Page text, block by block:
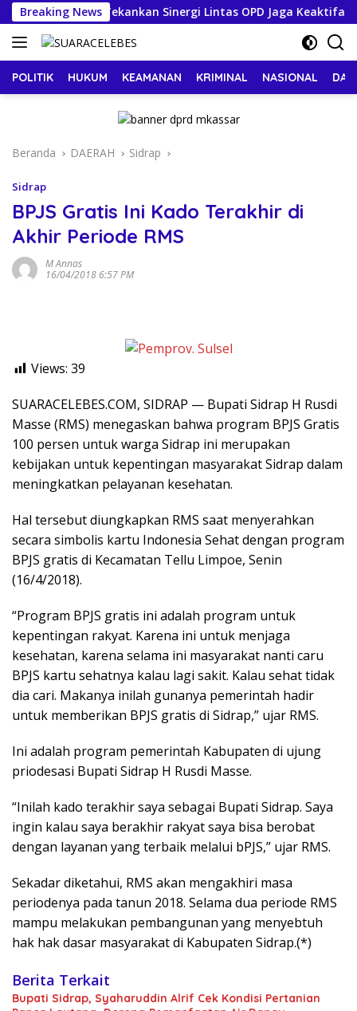
Langsung
ke
konten
Breaking News
Makassar Tekankan Sinergi Lintas OPD Jaga Keaktifan
POLITIK HUKUM KEAMANAN KRIMINAL NASIONAL
Beranda DAERAH Sidrap
Sidrap
BPJS Gratis Ini Kado Terakhir di
Akhir Periode RMS
M Annas
16/04/2018 6:57 PM
Views: 39
SUARACELEBES.COM, SIDRAP — Bupati Sidrap H Rusdi
Masse (RMS) menegaskan bahwa program BPJS Gratis
100 persen untuk warga Sidrap ini merupakan
kebijakan untuk kepentingan masyarakat Sidrap dalam
meningkatkan pelayanan kesehatan.
Hal tersebut diungkapkan RMS saat menyerahkan
secara simbolis kartu Indonesia Sehat dengan program
BPJS gratis di Kecamatan Tellu Limpoe, Senin
(16/4/2018).
“Program BPJS gratis ini adalah program untuk
kepentingan rakyat. Karena ini untuk menjaga
kesehatan, karena selama ini masyarakat nanti caru
BPJS kartu sehatnya kalau lagi sakit. Kalau sehat tidak
dia cari. Makanya inilah gunanya pemerintah hadir
untuk memberikan BPJS gratis di Sidrap,” ujar RMS.
Ini adalah program pemerintah Kabupaten di ujung
priodesasi Bupati Sidrap H Rusdi Masse.
“Inilah kado terakhir saya sebagai Bupati Sidrap. Saya
ingin kalau saya berakhir rakyat saya bisa berobat
dengan layanan yang terbaik melalui bPJS,” ujar RMS.
Sekadar diketahui, RMS akan mengakhiri masa
periodenya pada tanun 2018. Selama dua periode RMS
mampu melakukan pembangunan yang menyebtuh
hak hak dasar masyarakat di Kabupaten Sidrap.(*)
Berita Terkait
Bupati Sidrap, Syaharuddin Alrif Cek Kondisi Pertanian